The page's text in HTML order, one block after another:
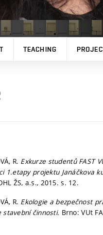
TEACHING
R. Exkurze studentů FAST
1.etapy projektu Janáčkova
ŽS, a.s., 2015.s. 12.
R. Ekologie a bezpečnost
stavební činnosti. Brno: VUt